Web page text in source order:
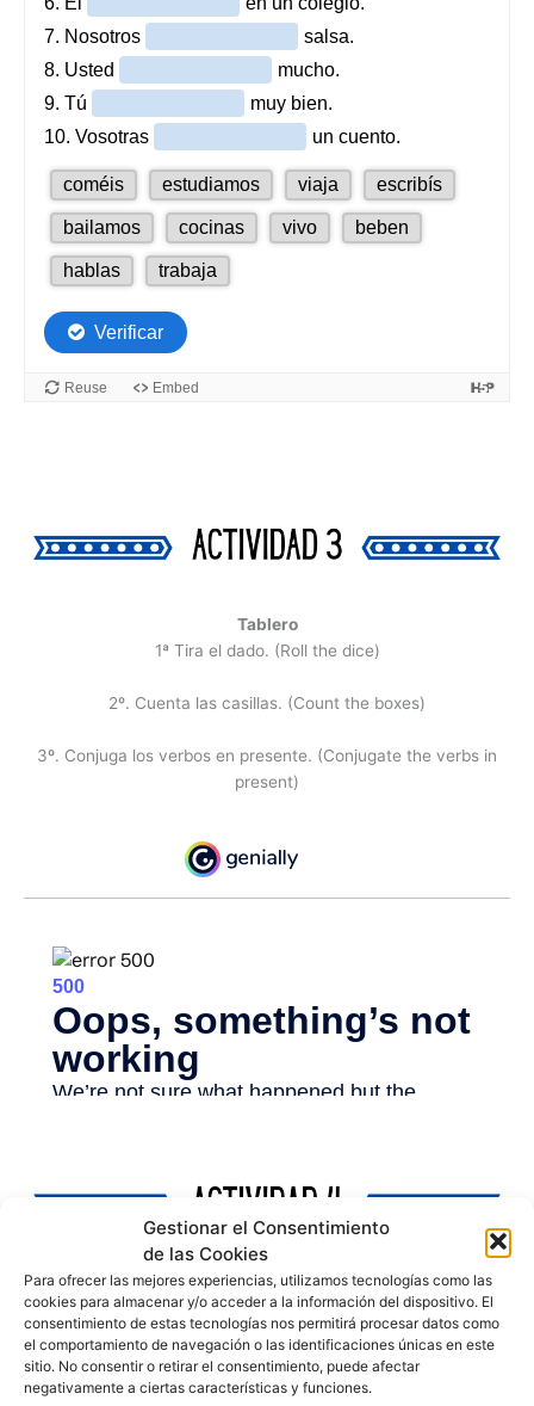
Gestionar el Consentimiento
de las Cookies
Para ofrecer las mejores experiencias, utilizamos tecnologías como las
cookies para almacenar y/o acceder a la información del dispositivo. El
consentimiento de estas tecnologías nos permitirá procesar datos como
el comportamiento de navegación o las identificaciones únicas en este
sitio. No consentir o retirar el consentimiento, puede afectar
negativamente a ciertas características y funciones.
Tablero
1ª Tira el dado. (Roll the dice)
2º. Cuenta las casillas. (Count the boxes)
3º. Conjuga los verbos en presente. (Conjugate the verbs in
present)